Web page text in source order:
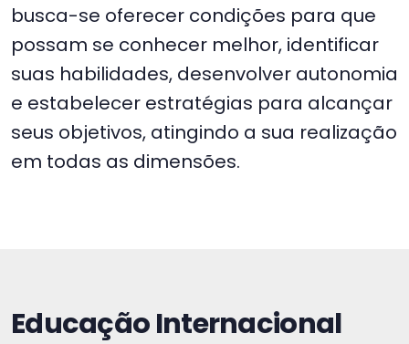
busca-se oferecer condições para que
possam se conhecer melhor, identificar
suas habilidades, desenvolver autonomia
e estabelecer estratégias para alcançar
seus objetivos, atingindo a sua realização
em todas as dimensões.
Educação Internacional